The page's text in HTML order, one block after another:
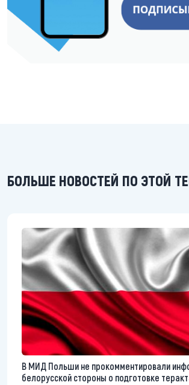
БОЛЬШЕ НОВОСТЕЙ ПО ЭТОЙ
В МИД Польши не прокомментировали
белорусской стороны о подготовке